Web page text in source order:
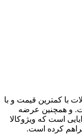
با کمترین قیمت و با
و همچنین عرضه
است که ویژوکالا
کرده است.